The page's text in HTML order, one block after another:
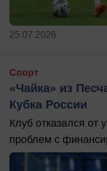
25.07.2026
Спорт
«Чайка» из
Кубка России
Клуб отказался от
проблем с